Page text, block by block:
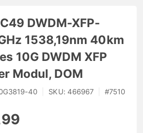
DWDM-XFP-
1538,19nm 40km
10G DWDM XFP
Modul, DOM
40 SKU: 466967 #7510